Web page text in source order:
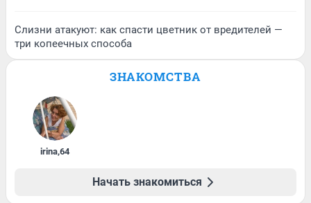
Слизни атакуют: как спасти цветник от вредителей —
три копеечных способа
ЗНАКОМСТВА
irina,64
Начать знакомиться